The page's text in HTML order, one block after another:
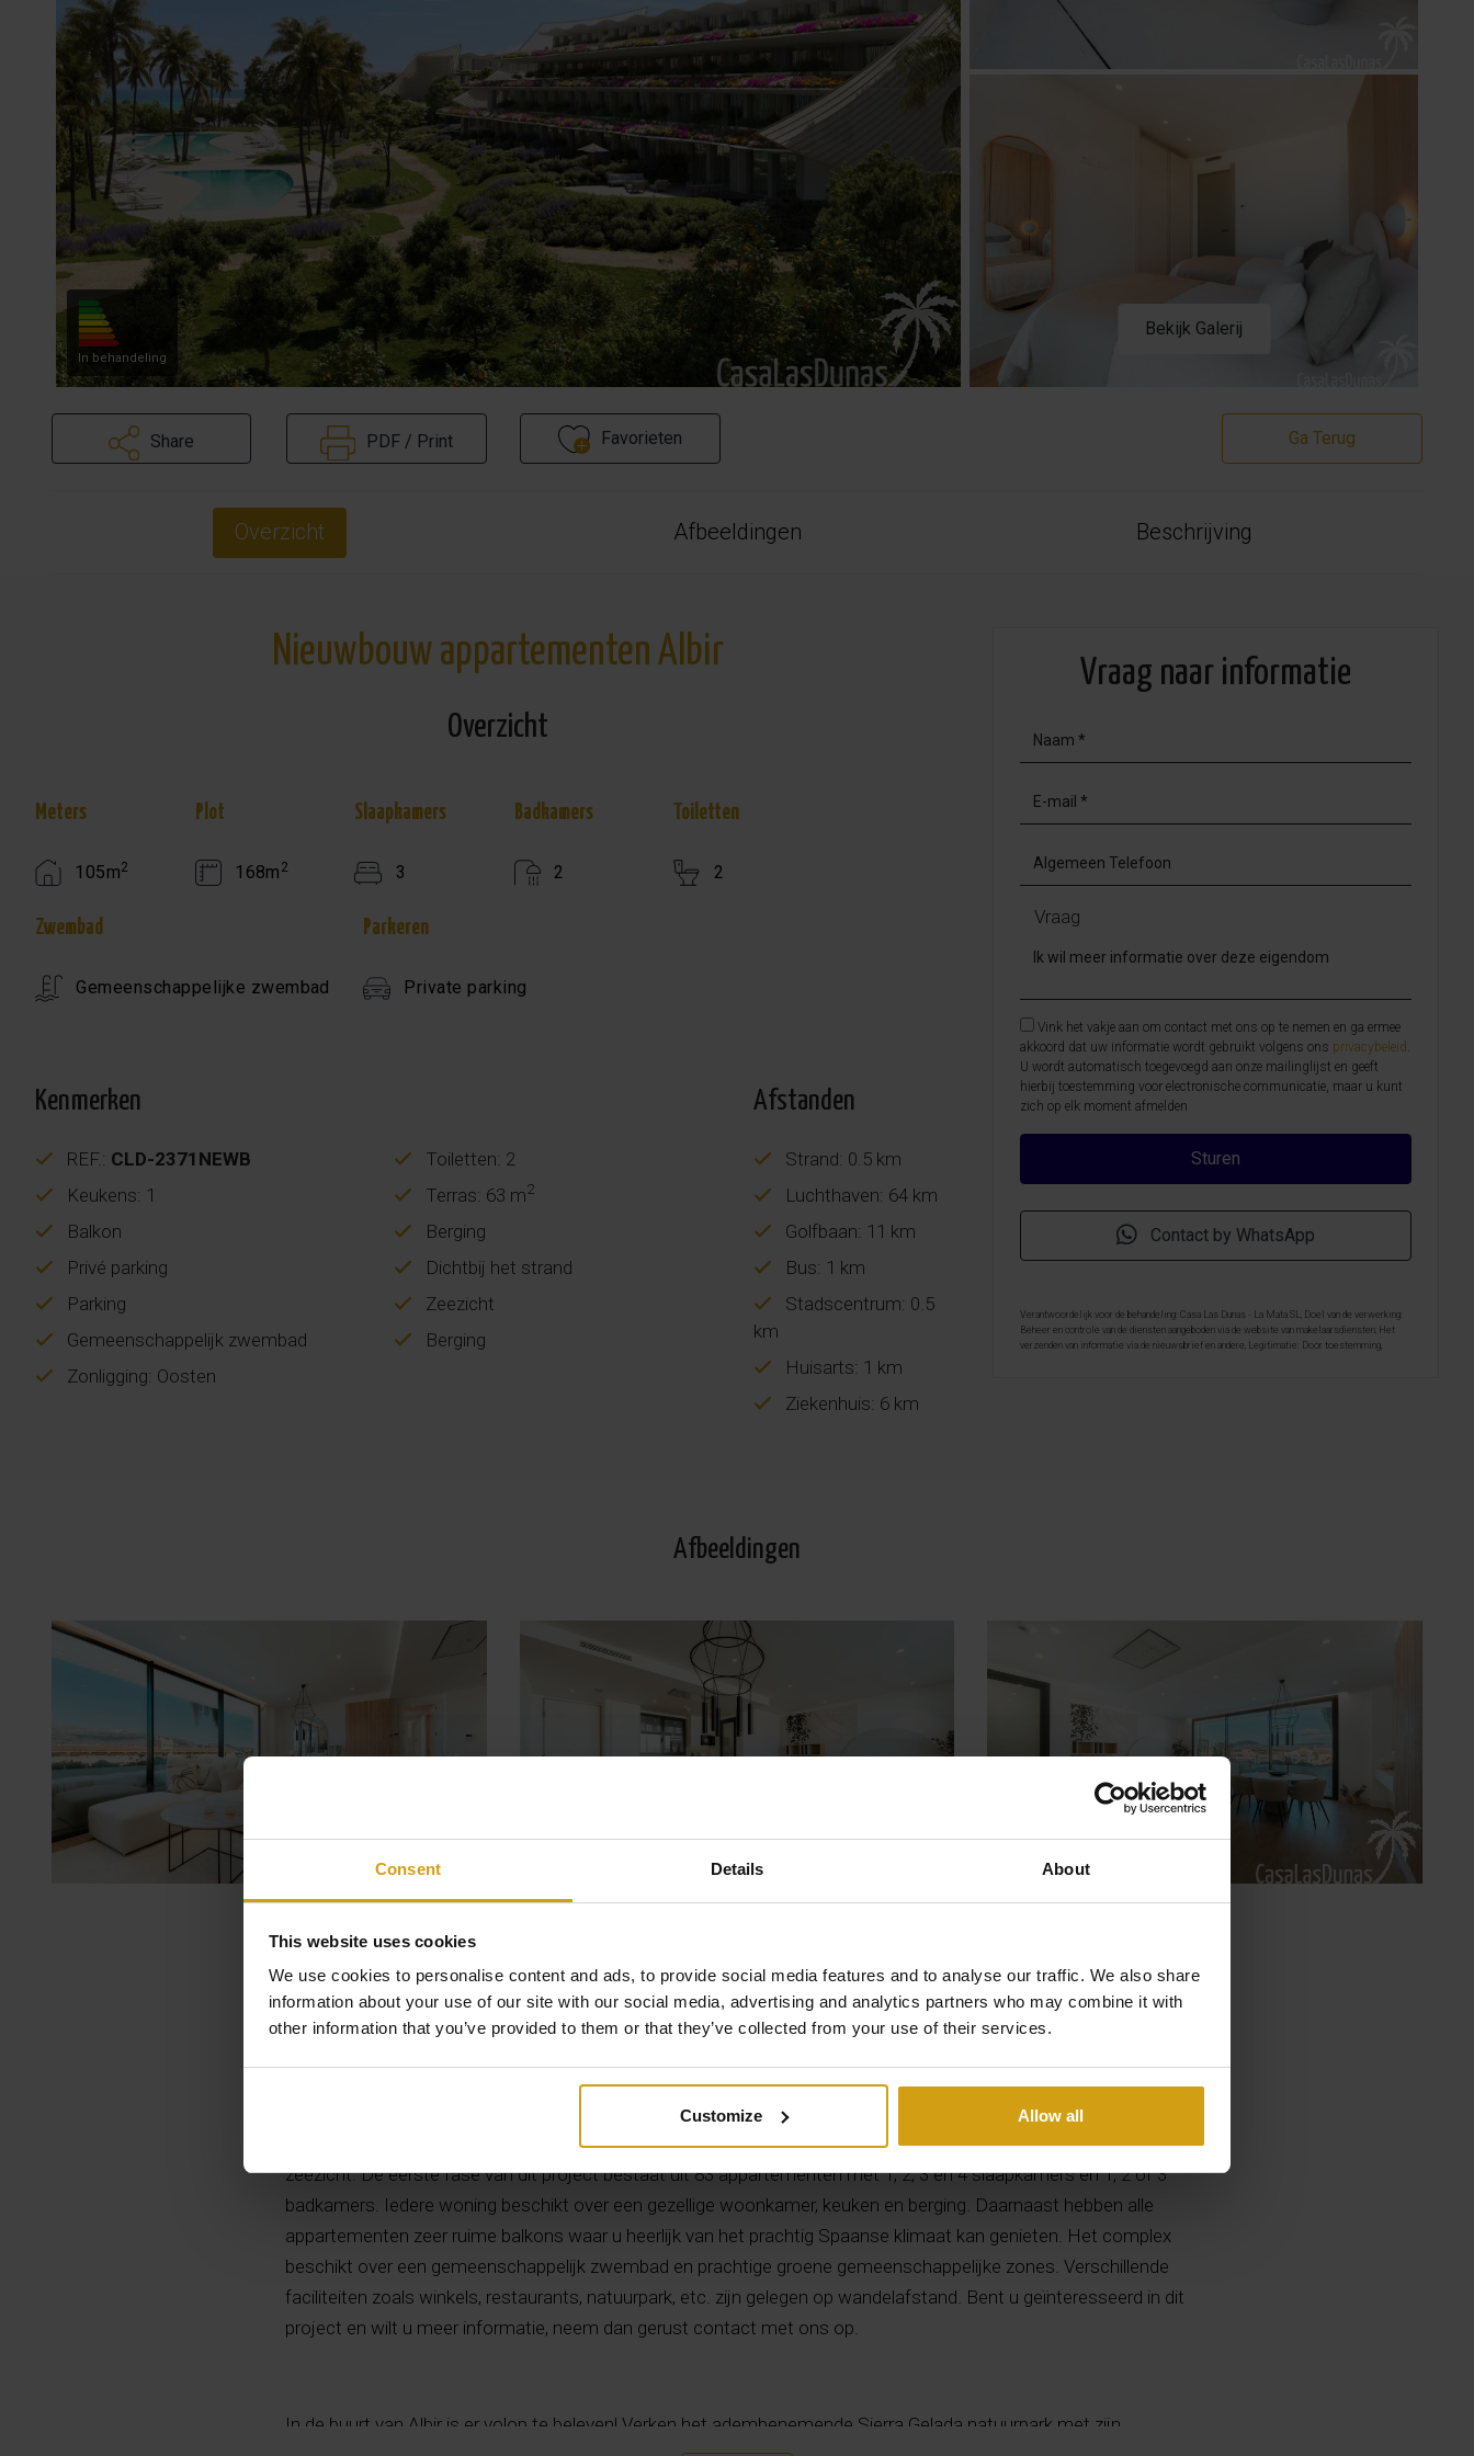
Consent Details About
This website uses cookies
We use cookies to personalise content and ads, to provide social media features and to analyse our traffic. We also share
information about your use of our site with our social media, advertising and analytics partners who may combine it with
other information that you’ve provided to them or that they’ve collected from your use of their services.
Customize Allow all
In behandeling
Bekijk Galerij
Share PDF / Print Favorieten Ga Terug
Overzicht Afbeeldingen Beschrijving
Nieuwbouw appartementen Albir
Overzicht
Meters
105m2
Plot
168m 2
Slaapkamers
3
Badkamers
2
Toiletten
2
Zwembad
Gemeenschappelijke zwembad
Parkeren
Private parking
Kenmerken
REF.: CLD-2371NEWB
Toiletten: 2
Keukens: 1
Terras: 63 m2
Balkon
Berging
Privé parking
Dichtbij het strand
Parking
Zeezicht
Gemeenschappelijk zwembad
Berging
Zonligging: Oosten
Afstanden
Strand: 0.5 km
Luchthaven: 64 km
Golfbaan: 11 km
Bus: 1 km
Stadscentrum: 0.5
km
Huisarts: 1 km
Ziekenhuis: 6 km
Vraag naar informatie
Vraag
Vink het vakje aan om contact met ons op te nemen en ga ermee
akkoord dat uw informatie wordt gebruikt volgens ons privacybeleid
U wordt automatisch toegevoegd aan onze mailinglijst en geeft
hierbij toestemming voor electronische communicatie, maar u kunt
zich op elk moment afmelden
Contact by WhatsApp
Verantwoordelijk voor de behandeling: Casa Las Dunas - La Mata SL, Doel van de verwerking:
Beheer en controle van de diensten aangeboden via de website van makelaarsdiensten, Het
verzenden van informatie via de nieuwsbrief en andere, Legitimatie: Door toestemming,
Afbeeldingen
Modern en exclusief nieuwbouwproject gelegen op wandelafstand van het strand in Albir en met prachtig
zeezicht. De eerste fase van dit project bestaat uit 83 appartementen met 1, 2, 3 en 4 slaapkamers en 1, 2 of 3
badkamers. Iedere woning beschikt over een gezellige woonkamer, keuken en berging. Daarnaast hebben alle
appartementen zeer ruime balkons waar u heerlijk van het prachtig Spaanse klimaat kan genieten. Het complex
beschikt over een gemeenschappelijk zwembad en prachtige groene gemeenschappelijke zones. Verschillende
faciliteiten zoals winkels, restaurants, natuurpark, etc. zijn gelegen op wandelafstand. Bent u geïnteresseerd in dit
project en wilt u meer informatie, neem dan gerust contact met ons op.
In de buurt van Albir is er volop te beleven! Verken het adembenemende Sierra Gelada natuurpark met zijn